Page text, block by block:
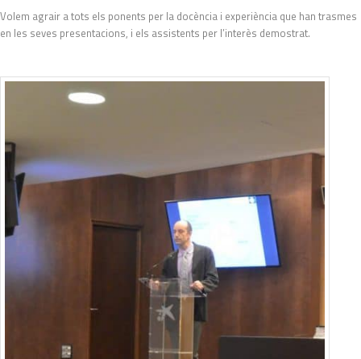
Volem agrair a tots els ponents per la docència i experiència que han trasmes
en les seves presentacions, i els assistents per l’interès demostrat.